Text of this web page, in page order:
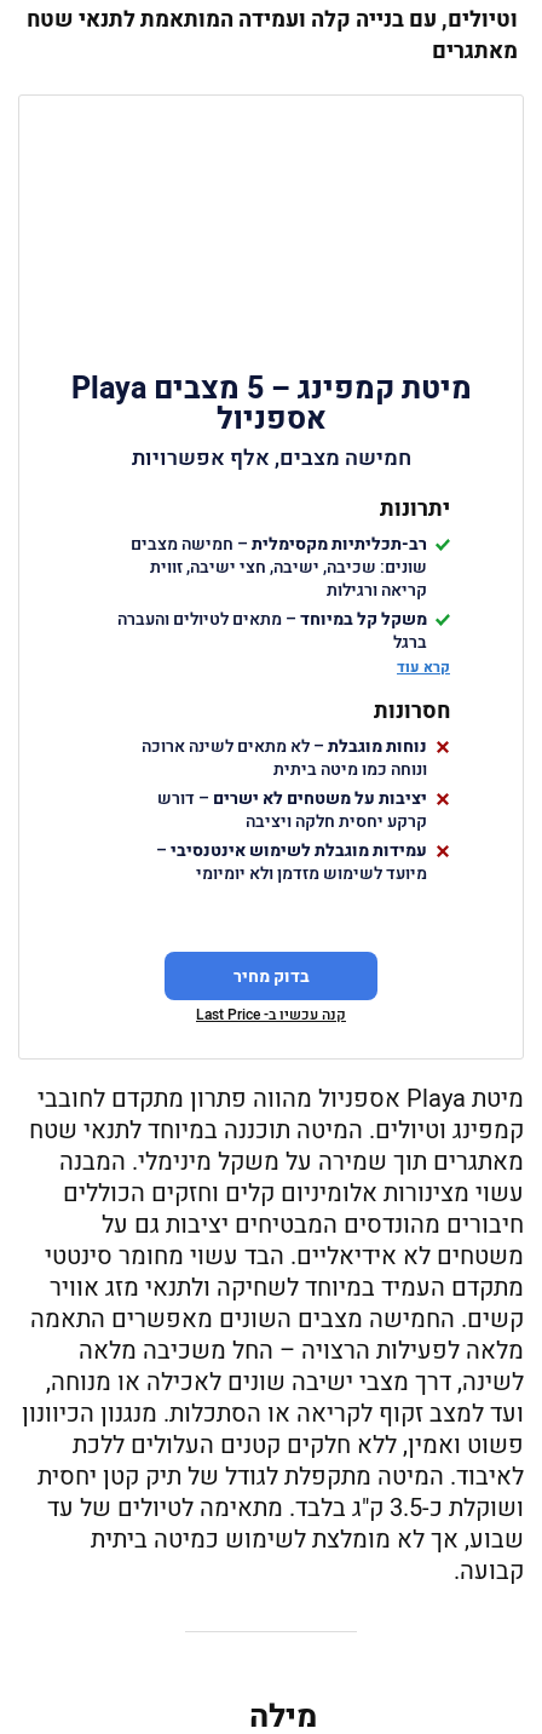
וטיולים, עם בנייה קלה ועמידה המותאמת לתנאי שטח
מאתגרים
מיטת קמפינג – 5 מצבים Playa
אספניול
חמישה מצבים, אלף אפשרויות
יתרונות
רב-תכליתיות מקסימלית– חמישה מצבים
שונים: שכיבה, ישיבה, חצי ישיבה, זווית
קריאה ורגילות
משקל קל במיוחד– מתאים לטיולים והעברה
ברגל
עמידות בתנאי שטח
קיפול קומפקטי
גדול
קרא עוד
חסרונות
נוחות מוגבלת– לא מתאים לשינה ארוכה
ונוחה כמו מיטה ביתית
יציבות על משטחים לא ישרים – דורש
קרקע יחסית חלקה ויציבה
עמידות מוגבלת לשימוש אינטנסיבי–
מיועד לשימוש מזדמן ולא יומיומי
בדוק מחיר
קנה עכשיו ב- Last Price
מיטת Playa אספניול מהווה פתרון מתקדם לחובבי
קמפינג וטיולים. המיטה תוכננה במיוחד לתנאי שטח
מאתגרים תוך שמירה על משקל מינימלי. המבנה
עשוי מצינורות אלומיניום קלים וחזקים הכוללים
חיבורים מהונדסים המבטיחים יציבות גם על
משטחים לא אידיאליים. הבד עשוי מחומר סינטטי
מתקדם העמיד במיוחד לשחיקה ולתנאי מזג אוויר
קשים. החמישה מצבים השונים מאפשרים התאמה
מלאה לפעילות הרצויה – החל משכיבה מלאה
לשינה, דרך מצבי ישיבה שונים לאכילה או מנוחה,
ועד למצב זקוף לקריאה או הסתכלות. מנגנון הכיוונון
פשוט ואמין, ללא חלקים קטנים העלולים ללכת
לאיבוד. המיטה מתקפלת לגודל של תיק קטן יחסית
ושוקלת כ-3.5 ק"ג בלבד. מתאימה לטיולים של עד
שבוע, אך לא מומלצת לשימוש כמיטה ביתית
קבועה.
מילה